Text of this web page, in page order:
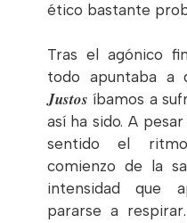
ético bastante
Tras el agónico
todo apuntaba
Justos íbamos a
así ha sido. A
sentido el
comienzo de la
intensidad que
pararse a